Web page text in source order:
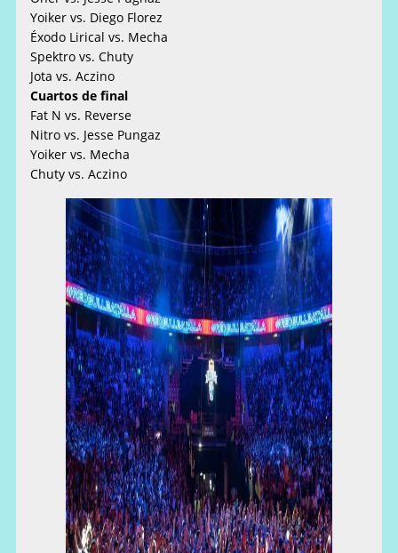
Yoiker vs. Diego Florez
Éxodo Lirical vs. Mecha
Spektro vs. Chuty
Jota vs. Aczino
Cuartos de final
Fat N vs. Reverse
Nitro vs. Jesse Pungaz
Yoiker vs. Mecha
Chuty vs. Aczino